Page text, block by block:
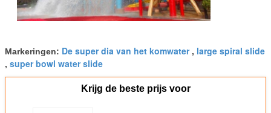
Markeringen: De super dia van het komwater, large spiral slide
, super bowl water slide
Krijg de beste prijs voor